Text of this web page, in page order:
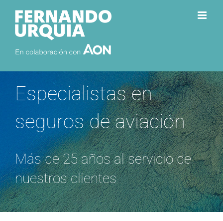
contenido
Especialistas en
seguros de aviación
Más de 25 años al servicio de
nuestros clientes